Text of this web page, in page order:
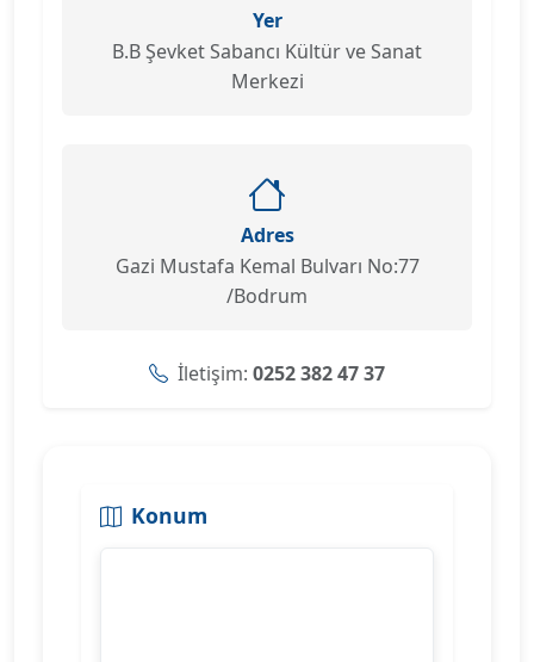
Yer
B.B Şevket Sabancı Kültür ve Sanat
Merkezi
Adres
Gazi Mustafa Kemal Bulvarı No:77
/Bodrum
İletişim: 0252 382 47 37
Konum